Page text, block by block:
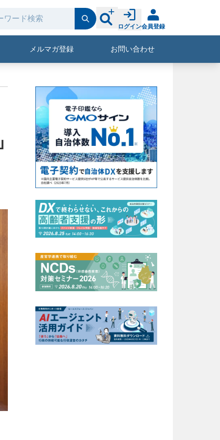
ログイン会員登録
メルマガ登録 お問い合わせ